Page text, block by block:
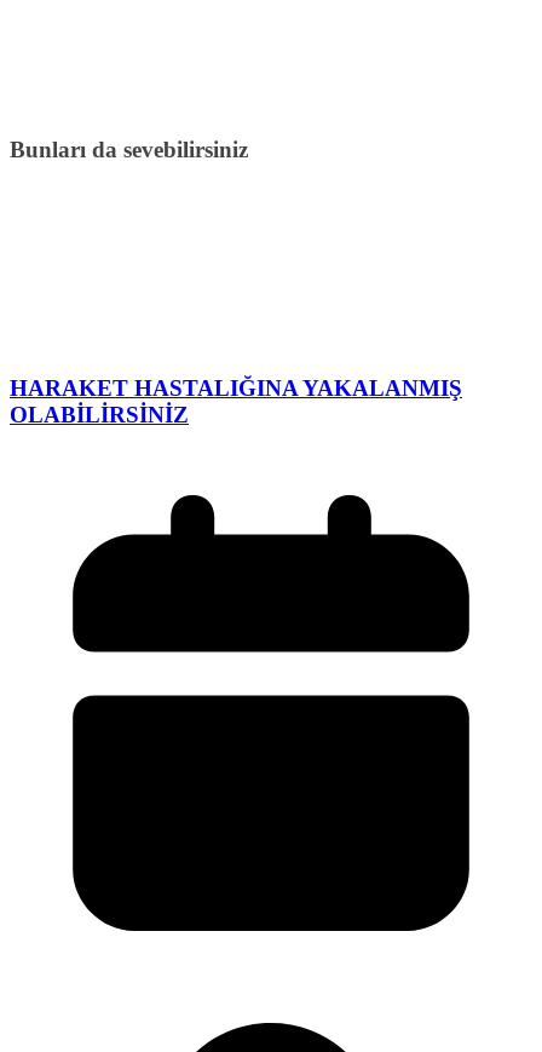
Bunları da sevebilirsiniz
HARAKET HASTALIĞINA YAKALANMIŞ
OLABİLİRSİNİZ